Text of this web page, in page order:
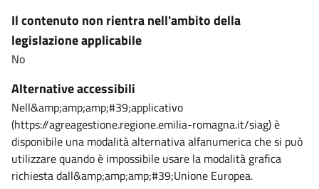
Il contenuto non rientra nell'ambito della
legislazione applicabile
No
Alternative accessibili
Nell&amp;amp;amp;#39;applicativo
(https://agreagestione.regione.emilia-romagna.it/siag) è
disponibile una modalità alternativa alfanumerica che si può
utilizzare quando è impossibile usare la modalità grafica
richiesta dall&amp;amp;amp;#39;Unione Europea.